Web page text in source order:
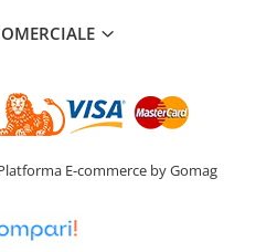
E-commerce by Gomag